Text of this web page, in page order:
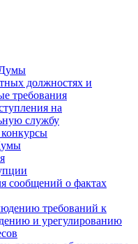
Думы
должностях и
требования
на
службу
сообщений о фактах
требований к
и урегулированию